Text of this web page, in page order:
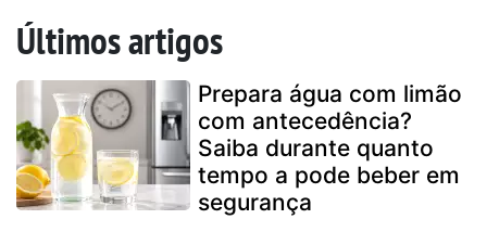
Últimos artigos
Prepara água com limão
com antecedência?
Saiba durante quanto
tempo a pode beber em
segurança